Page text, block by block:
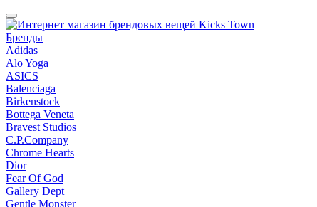
Бренды
Adidas
Alo Yoga
ASICS
Balenciaga
Birkenstock
Bottega Veneta
Bravest Studios
C.P.Company
Chrome Hearts
Dior
Fear Of God
Gallery Dept
Gentle Monster